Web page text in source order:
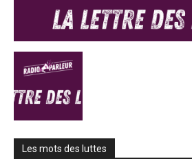
Les mots des luttes